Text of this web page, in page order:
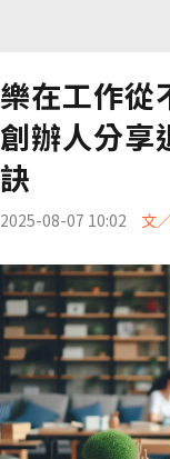
樂在工作從
創辦人分享
訣
2025-08-07 10:02 文